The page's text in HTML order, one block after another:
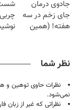
کن
جادوی درمان
جای زخم در سه
هفته! (همین
نظر شما
نظرات حاوی توهین و
نمی‌شود.
نظراتی که غیر از زبان